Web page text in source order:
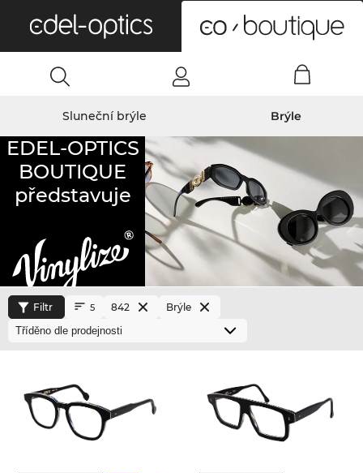
Sluneční brýle Brýle
EDEL-OPTICS
BOUTIQUE
představuje
Filtr 5 842 Brýle